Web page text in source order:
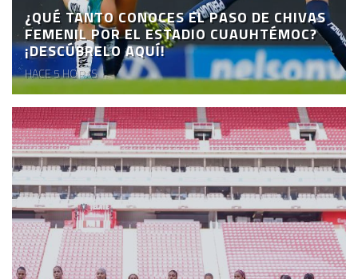
¿QUÉ TANTO CONOCES EL PASO DE CHIVAS
FEMENIL POR EL ESTADIO CUAUHTÉMOC?
¡DESCÚBRELO AQUÍ!
HACE 5 HORAS